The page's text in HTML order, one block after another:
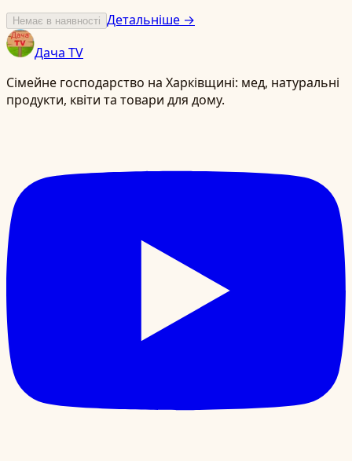
Немає в наявності Детальніше →
Дача TV
Сімейне господарство на Харківщині: мед, натуральні
продукти, квіти та товари для дому.